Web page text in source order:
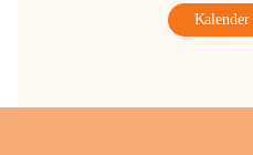
Kalender